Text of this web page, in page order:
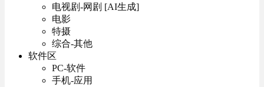
电视剧-网剧 [AI生成]
电影
特摄
综合-其他
软件区
PC-软件
手机-应用